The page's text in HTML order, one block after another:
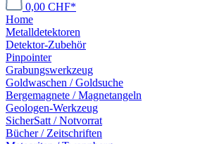
0,00 CHF*
Home
Metalldetektoren
Detektor-Zubehör
Pinpointer
Grabungswerkzeug
Goldwaschen / Goldsuche
Bergemagnete / Magnetangeln
Geologen-Werkzeug
SicherSatt / Notvorrat
Bücher / Zeitschriften